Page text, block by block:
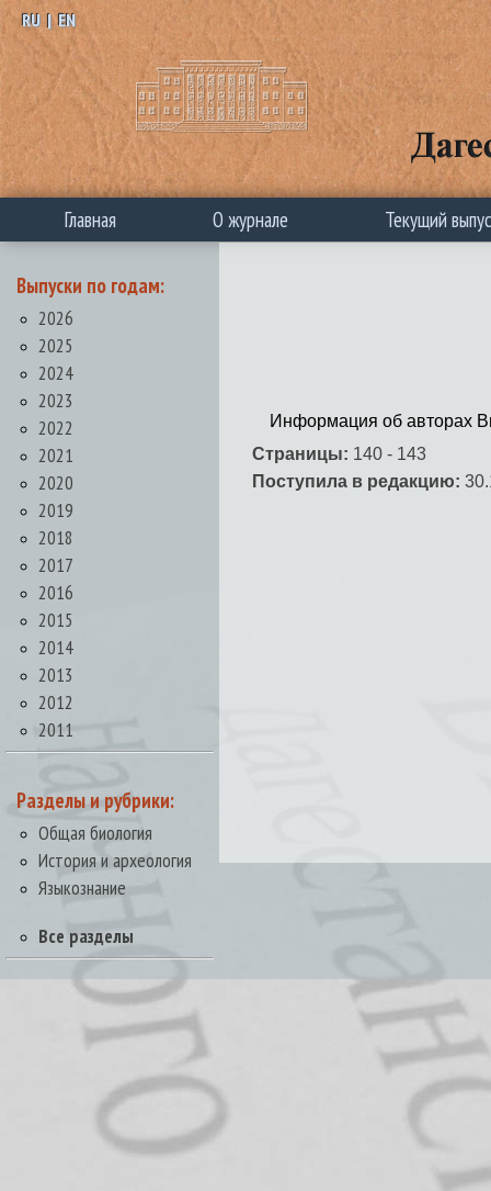
RU | EN
Главная О журнале Текущий
Выпуски по годам:
2026
2025
2024
2023
2022
2021
2020
2019
2018
2017
2016
2015
2014
2013
2012
2011
Разделы и рубрики:
Общая биология
История и археология
Языкознание
Все разделы
Информация об авторах
Страницы: 140 - 143
Поступила в редакцию: